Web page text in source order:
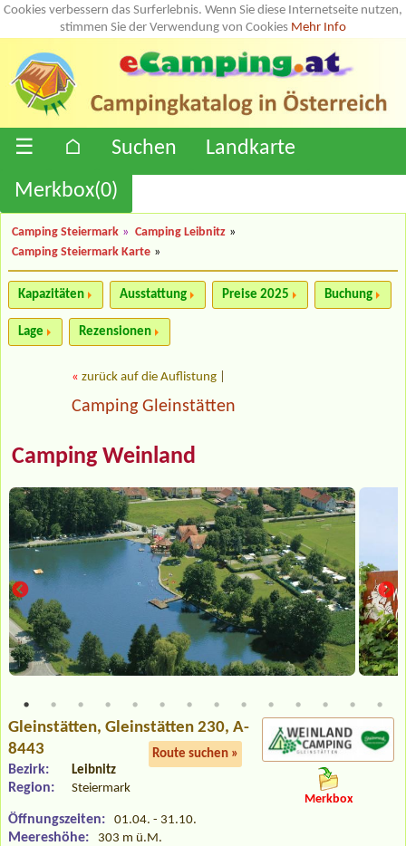
Cookies verbessern das Surferlebnis. Wenn Sie diese Internetseite nutzen,
stimmen Sie der Verwendung von Cookies Mehr Info
☰ ⌂ Suchen
Landkarte
Merkbox(0)
Camping Steiermark » Camping Leibnitz »
Camping Steiermark Karte »
Kapazitäten Ausstattung Preise 2025 Buchung
Lage Rezensionen
« zurück auf die Auflistung
Camping Gleinstätten
Camping Weinland
Gleinstätten, Gleinstätten 230, A-
8443
Route suchen »
Bezirk: Leibnitz
Region: Steiermark
Öffnungszeiten: 01.04. - 31.10.
Meereshöhe: 303 m ü.M.
Merkbox